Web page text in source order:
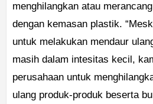
menghilangkan atau
dengan kemasan plastik.
untuk melakukan mendaur
masih dalam intesitas kecil,
perusahaan untuk
ulang produk-produk beserta